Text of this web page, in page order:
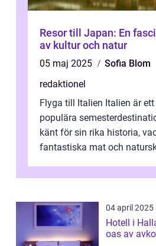
Resor till Japan: En
av kultur och natur
05 maj 2025
Sofia Blom
redaktionel
Flyga till Italien Italien är
populära
känt för sin rika historia,
fantastiska mat och
04 april 2025
Hotell i
oas av